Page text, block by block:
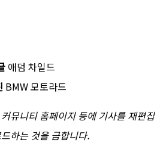
애덤 차일드
BMW 모토라드
뮤니티 홈페이지 등에 기사를 재편집
하는 것을 금합니다.